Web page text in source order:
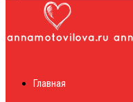
журналГлавная